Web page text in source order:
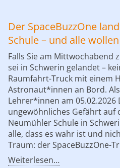
Der SpaceBuzzOne
Schule – und alle
Falls Sie am Mittwochabend
sei in Schwerin gelandet –
Raumfahrt-Truck mit einem
Astronaut*innen an Bord.
Lehrer*innen am
ungewöhnliches Gefährt auf
Neumühler Schule in
alle, dass es wahr ist und
Traum: der SpaceBuzzOne-
Weiterlesen…